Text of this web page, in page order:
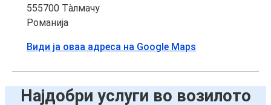
555700 Тàлмачу
Романија
Види ја оваа адреса на Google Maps
Најдобри услуги во возилото